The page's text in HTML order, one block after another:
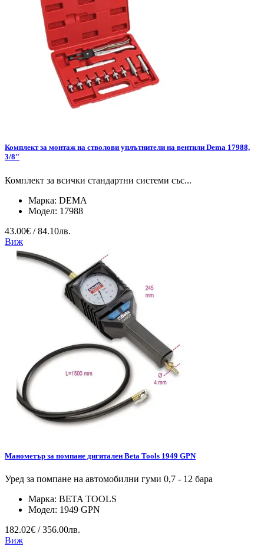
Комплект за монтаж на стволови уплътнители на вентили Dema 17988,
3/8"
Комплект за всички стандартни системи със...
Марка: DEMA
Модел: 17988
43.00€ / 84.10лв.
Виж
Манометър за помпане дигитален Beta Tools 1949 GPN
Уред за помпане на автомобилни гуми 0,7 - 12 бара
Марка: BETA TOOLS
Модел: 1949 GPN
182.02€ / 356.00лв.
Виж